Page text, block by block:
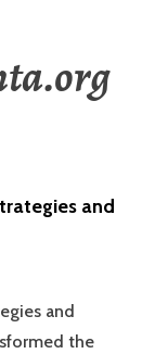
and
and
the